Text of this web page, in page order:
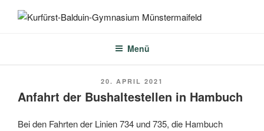
Inhalt
Menü
VERÖFFENTLICHT
AM
20. APRIL 2021
Anfahrt der Bushaltestellen in Hambuch
Bei den Fahrten der Linien 734 und 735, die Hambuch